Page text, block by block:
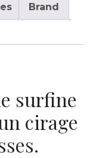
Brand
surfine
cirage